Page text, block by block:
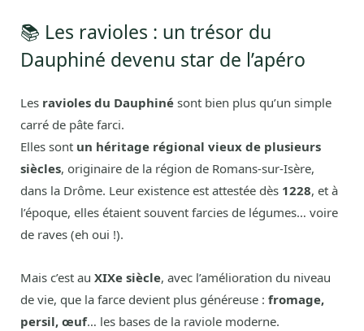
📚 Les ravioles : un trésor du
Dauphiné devenu star de l’apéro
Les ravioles du Dauphiné sont bien plus qu’un simple
carré de pâte farci.
Elles sont un héritage régional vieux de plusieurs
siècles, originaire de la région de Romans-sur-Isère,
dans la Drôme. Leur existence est attestée dès 1228, et à
l’époque, elles étaient souvent farcies de légumes… voire
de raves (eh oui !).
Mais c’est au XIXe siècle, avec l’amélioration du niveau
de vie, que la farce devient plus généreuse : fromage,
persil, œuf… les bases de la raviole moderne.